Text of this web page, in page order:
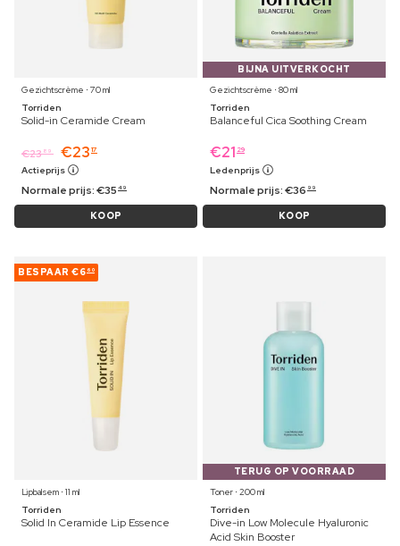
Gezichtscrème ⋅ 70 ml
Torriden
Solid-in Ceramide Cream
€23 89 €23 17
Actieprijs
Normale prijs:€35 49
KOOP
BIJNA UITVERKOCHT
Gezichtscrème ⋅ 80 ml
Torriden
Balanceful Cica Soothing Cream
€21 29
Ledenprijs
Normale prijs:€36 99
KOOP
BESPAAR €6 60
Lipbalsem ⋅ 11 ml
Torriden
Solid In Ceramide Lip Essence
TERUG OP VOORRAAD
Toner ⋅ 200 ml
Torriden
Dive-in Low Molecule Hyaluronic
Acid Skin Booster